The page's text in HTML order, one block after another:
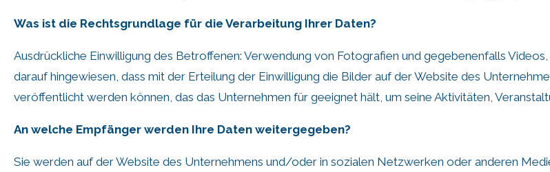
Was ist die Rechtsgrundlage für die Verarbeitung Ihrer Daten?
Ausdrückliche Einwilligung des Betroffenen: Verwendung von Fotografien und gegebenenfalls
darauf hingewiesen, dass mit der Erteilung der Einwilligung die Bilder auf der Website des
veröffentlicht werden können, das das Unternehmen für geeignet hält, um seine Aktivitäten,
An welche Empfänger werden Ihre Daten weitergegeben?
Sie werden auf der Website des Unternehmens und/oder in sozialen Netzwerken oder anderen